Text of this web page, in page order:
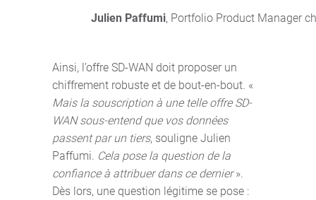
Julien Paffumi, Portfolio Product Manager
Ainsi, l’offre SD-WAN doit proposer un
chiffrement robuste et de bout-en-bout. «
Mais la souscription à une telle offre SD-
WAN sous-entend que vos données
passent par un tiers, souligne Julien
Paffumi. Cela pose la question de la
confiance à attribuer dans ce dernier».
Dès lors, une question légitime se pose :